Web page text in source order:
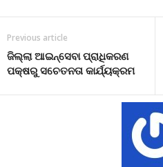
Previous article
ଜିଲ୍ଲା ଆଇନ୍‌ସେବା ପ୍ରାଧିକରଣ
ପକ୍ଷରୁ ସଚେତନତା କାର୍ଯ୍ୟକ୍ରମ